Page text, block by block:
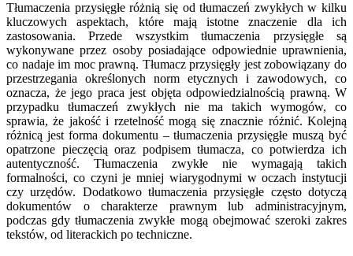
Tłumaczenia przysięgłe różnią się od tłumaczeń zwykłych w kilku
kluczowych aspektach, które mają istotne znaczenie dla ich
zastosowania. Przede wszystkim tłumaczenia przysięgłe są
wykonywane przez osoby posiadające odpowiednie uprawnienia,
co nadaje im moc prawną. Tłumacz przysięgły jest zobowiązany do
przestrzegania określonych norm etycznych i zawodowych, co
oznacza, że jego praca jest objęta odpowiedzialnością prawną. W
przypadku tłumaczeń zwykłych nie ma takich wymogów, co
sprawia, że jakość i rzetelność mogą się znacznie różnić. Kolejną
różnicą jest forma dokumentu – tłumaczenia przysięgłe muszą być
opatrzone pieczęcią oraz podpisem tłumacza, co potwierdza ich
autentyczność. Tłumaczenia zwykłe nie wymagają takich
formalności, co czyni je mniej wiarygodnymi w oczach instytucji
czy urzędów. Dodatkowo tłumaczenia przysięgłe często dotyczą
dokumentów o charakterze prawnym lub administracyjnym,
podczas gdy tłumaczenia zwykłe mogą obejmować szeroki zakres
tekstów, od literackich po techniczne.